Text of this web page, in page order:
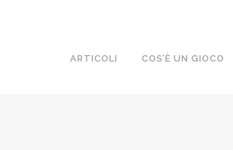
ARTICOLI COS’È UN GIOCO